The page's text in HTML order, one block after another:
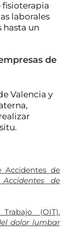
fisioterapia
laborales
hasta un
de
Valencia y
Accidentes de
de
(OIT).
dolor lumbar